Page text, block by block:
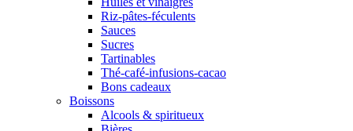
Riz-pâtes-féculents
Sauces
Sucres
Tartinables
Thé-café-infusions-cacao
Bons cadeaux
Boissons
Alcools & spiritueux